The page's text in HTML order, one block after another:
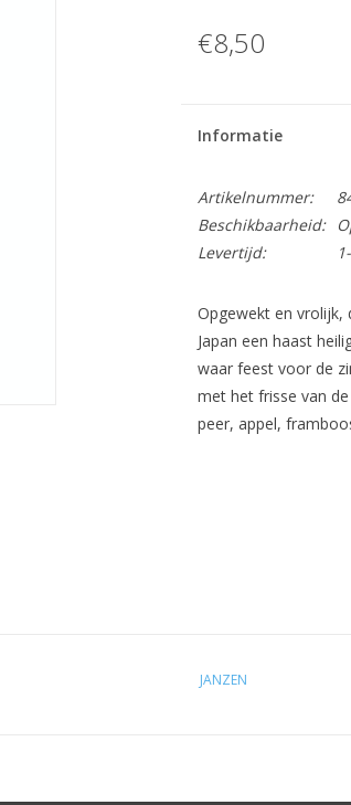
€8,50
Informatie
Artikelnummer:
Beschikbaarheid:
Levertijd:
Opgewekt en vrolijk,
Japan een haast
waar feest voor de
met het frisse van
peer, appel,
JANZEN